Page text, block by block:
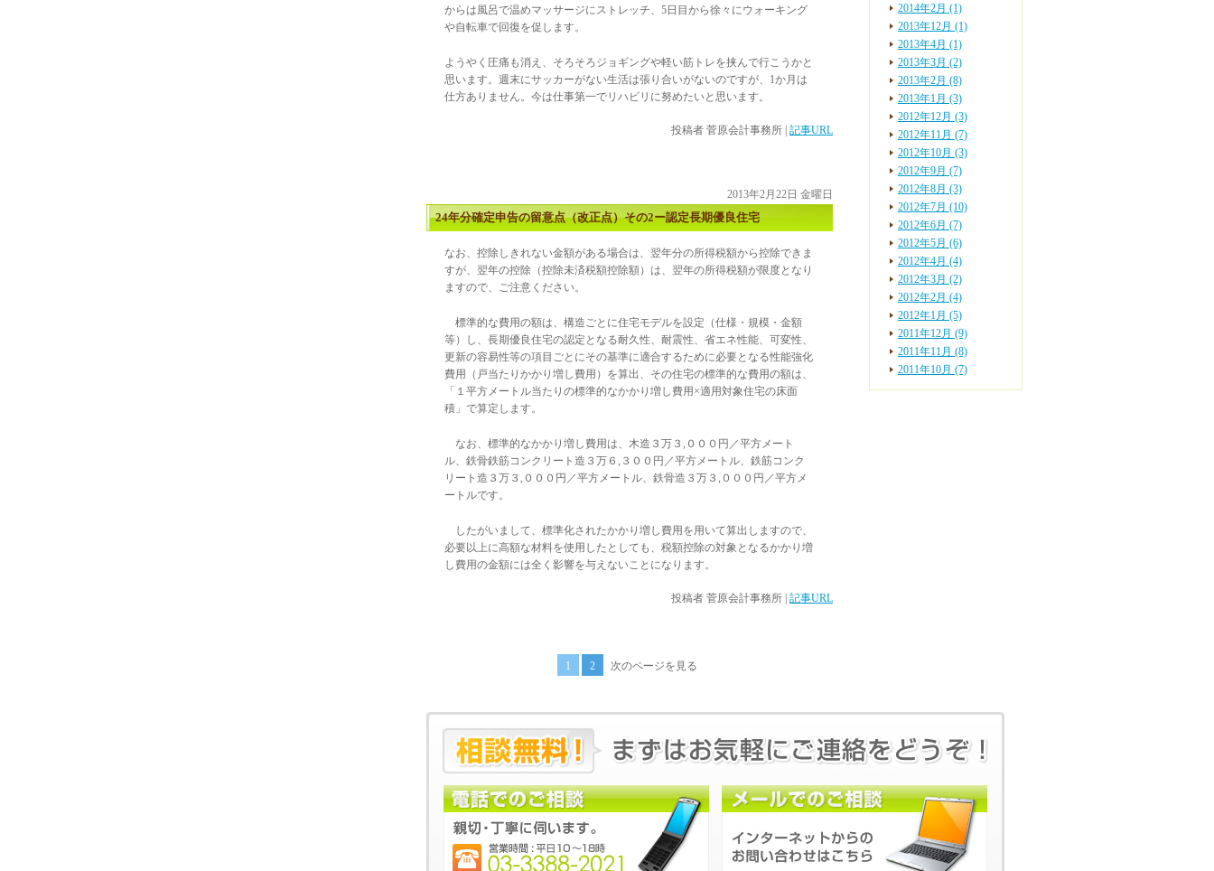
からは風呂で温めマッサージにストレッチ、5日目から徐々にウォーキング
や自転車で回復を促します。
ようやく圧痛も消え、そろそろジョギングや軽い筋トレを挟んで行こうかと
思います。週末にサッカーがない生活は張り合いがないのですが、1か月は
仕方ありません。今は仕事第一でリハビリに努めたいと思います。
投稿者 菅原会計事務所 記事URL
2013年2月22日 金曜日
24年分確定申告の留意点（改正点）その2ー認定長期優良住宅
なお、控除しきれない金額がある場合は、翌年分の所得税額から控除できま
すが、翌年の控除（控除未済税額控除額）は、翌年の所得税額が限度となり
ますので、ご注意ください。
標準的な費用の額は、構造ごとに住宅モデルを設定（仕様・規模・金額
等）し、長期優良住宅の認定となる耐久性、耐震性、省エネ性能、可変性、
更新の容易性等の項目ごとにその基準に適合するために必要となる性能強化
費用（戸当たりかかり増し費用）を算出、その住宅の標準的な費用の額は、
「１平方メートル当たりの標準的なかかり増し費用×適用対象住宅の床面
積」で算定します。
なお、標準的なかかり増し費用は、木造３万３,０００円／平方メート
ル、鉄骨鉄筋コンクリート造３万６,３００円／平方メートル、鉄筋コンク
リート造３万３,０００円／平方メートル、鉄骨造３万３,０００円／平方メ
ートルです。
したがいまして、標準化されたかかり増し費用を用いて算出しますので、
必要以上に高額な材料を使用したとしても、税額控除の対象となるかかり増
し費用の金額には全く影響を与えないことになります。
投稿者 菅原会計事務所 記事URL
1 2 次のページを見る
2014年2月 (1)
2013年12月 (1)
2013年4月 (1)
2013年3月 (2)
2013年2月 (8)
2013年1月 (3)
2012年12月 (3)
2012年11月 (7)
2012年10月 (3)
2012年9月 (7)
2012年8月 (3)
2012年7月 (10)
2012年6月 (7)
2012年5月 (6)
2012年4月 (4)
2012年3月 (2)
2012年2月 (4)
2012年1月 (5)
2011年12月 (9)
2011年11月 (8)
2011年10月 (7)